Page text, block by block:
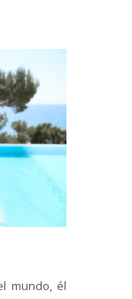
mundo, él